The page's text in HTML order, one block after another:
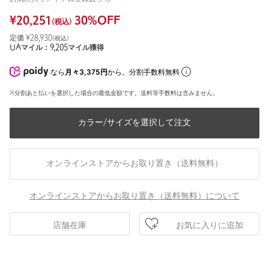
¥20,251 (税込) 30%OFF
定価 ¥28,930(税込)
UAマイル： 9,205マイル獲得
なら 月々3,375円から。分割手数料無料
※分割あと払いを選択した場合の最低金額です。送料等手数料は含みません。
カラー/サイズを選択して注文
オンラインストアからお取り置き（送料無料）
オンラインストアからお取り置き（送料無料）について
店舗在庫 お気に入りに追加